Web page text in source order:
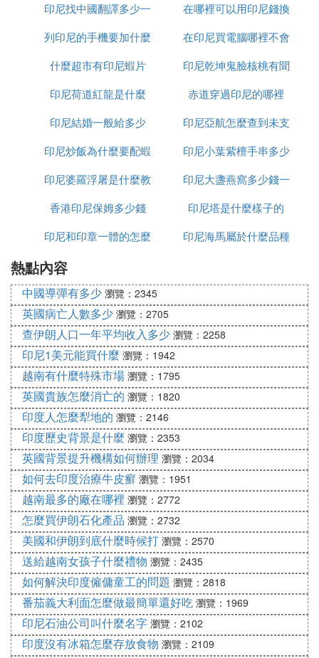
錢一平方
印尼找中國翻譯多少一
天
在哪裡可以用印尼錢換
人民幣
列印尼的手機要加什麼
在印尼買電腦哪裡不會
受騙
什麼超市有印尼蝦片
印尼乾坤鬼臉核桃有聞
怎麼處理
印尼荷道紅龍是什麼
赤道穿過印尼的哪裡
印尼結婚一般給多少
印尼亞航怎麼查到未支
付訂單
印尼炒飯為什麼要配蝦
片
印尼小葉紫檀手串多少
錢
印尼婆羅浮屠是什麼教
印尼大盞燕窩多少錢一
克
香港印尼保姆多少錢
印尼塔是什麼樣子的
印尼和印章一體的怎麼
印尼海馬屬於什麼品種
熱點內容
中國導彈有多少 瀏覽：2345
英國病亡人數多少 瀏覽：2705
查伊朗人口一年平均收入多少 瀏覽：2258
印尼1美元能買什麼 瀏覽：1942
越南有什麼特殊市場 瀏覽：1795
英國貴族怎麼消亡的 瀏覽：1820
印度人怎麼犁地的 瀏覽：2146
印度歷史背景是什麼 瀏覽：2353
英國背景提升機構如何辦理 瀏覽：2034
如何去印度治療牛皮癬 瀏覽：1951
越南最多的廠在哪裡 瀏覽：2772
怎麼買伊朗石化產品 瀏覽：2732
美國和伊朗到底什麼時候打 瀏覽：2570
送給越南女孩子什麼禮物 瀏覽：2435
如何解決印度僱傭童工的問題 瀏覽：2818
番茄義大利面怎麼做最簡單還好吃 瀏覽：1969
印尼石油公司叫什麼名字 瀏覽：2102
印度沒有冰箱怎麼存放食物 瀏覽：2109